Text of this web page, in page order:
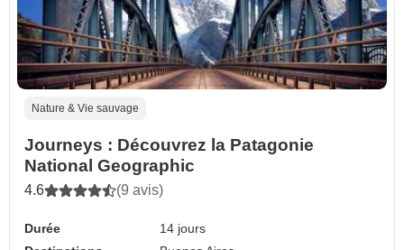
Nature & Vie sauvage
Journeys : Découvrez la Patagonie
National Geographic
4.6 (9 avis)
Durée
14 jours